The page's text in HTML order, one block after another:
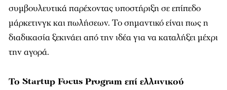
συµβουλευτικά παρέχοντας υποστήριξη σε επίπεδο
µάρκετινγκ και πωλήσεων. Το σηµαντικό είναι πως η
διαδικασία ξεκινάει από την ιδέα για να καταλήξει µέχρι
την αγορά.
Το Startup Focus Program επί ελληνικού